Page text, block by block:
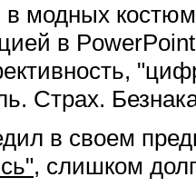
в модных
в
Страх.
в своем
, слишком